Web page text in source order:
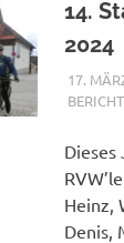
14.
2024
17.
Dieses
Heinz,
Denis,